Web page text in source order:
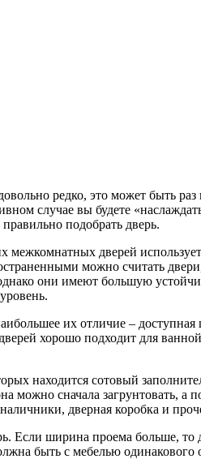
редко, это может быть
случае вы будете
подобрать дверь.
межкомнатных дверей
можно считать
они имеют большую
их отличие – доступная
хорошо подходит для
находится сотовый
сначала загрунтовать, а
дверная коробка и
ширина проема больше, то
быть с мебелью одинакового